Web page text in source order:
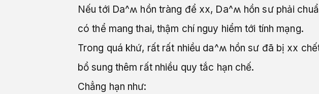
Nếu tới Da^ʍ hồn tràng để xx, Da^ʍ hồn sư phải
có thể mang thai, thậm chí nguy hiểm tới tính mạng.
Trong quá khứ, rất rất nhiều da^ʍ hồn sư đã bị xx
bổ sung thêm rất nhiều quy tắc hạn chế.
Chẳng hạn như: